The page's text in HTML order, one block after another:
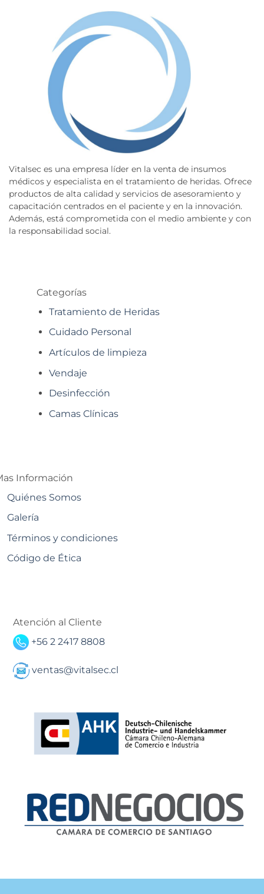
Vitalsec es una empresa líder en la venta de insumos
médicos y especialista en el tratamiento de heridas. Ofrece
productos de alta calidad y servicios de asesoramiento y
capacitación centrados en el paciente y en la innovación.
Además, está comprometida con el medio ambiente y con
la responsabilidad social.
Categorías
Tratamiento de Heridas
Cuidado Personal
Artículos de limpieza
Vendaje
Desinfección
Camas Clínicas
Información
Quiénes Somos
Galería
Términos y condiciones
Código de Ética
Atención al Cliente
+56 2 2417 8808
ventas@vitalsec.cl